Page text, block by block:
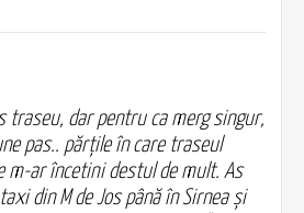
traseu, dar pentru ca merg singur,
pas.. părțile în care traseul
m-ar încetini destul de mult. As
din M de Jos până în Sirnea și